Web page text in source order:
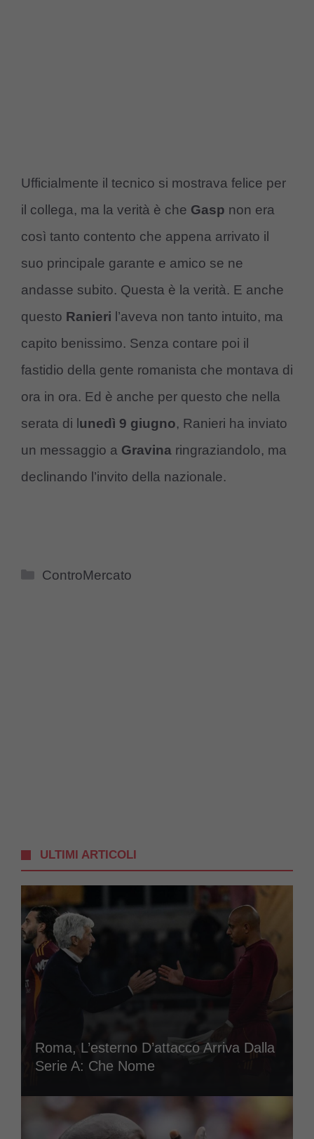
Ufficialmente il tecnico si mostrava felice per
il collega, ma la verità è che Gasp non era
così tanto contento che appena arrivato il
suo principale garante e amico se ne
andasse subito. Questa è la verità. E anche
questo Ranieri l’aveva non tanto intuito, ma
capito benissimo. Senza contare poi il
fastidio della gente romanista che montava di
ora in ora. Ed è anche per questo che nella
serata di lunedì 9 giugno, Ranieri ha inviato
un messaggio a Gravina ringraziandolo, ma
declinando l’invito della nazionale.
Categorie
ControMercato
ULTIMI ARTICOLI
Roma, L’esterno D’attacco Arriva Dalla
Serie A: Che Nome